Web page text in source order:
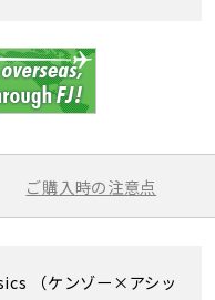
ご購入時の注意点
（ケンゾー×アシッ